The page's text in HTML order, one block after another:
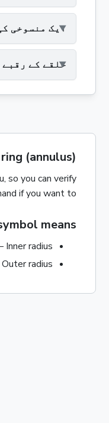
ایک منسوخی
حلقے کے
(annulus)
so you can verify
if you want to.
means
Inner radius
Outer radius